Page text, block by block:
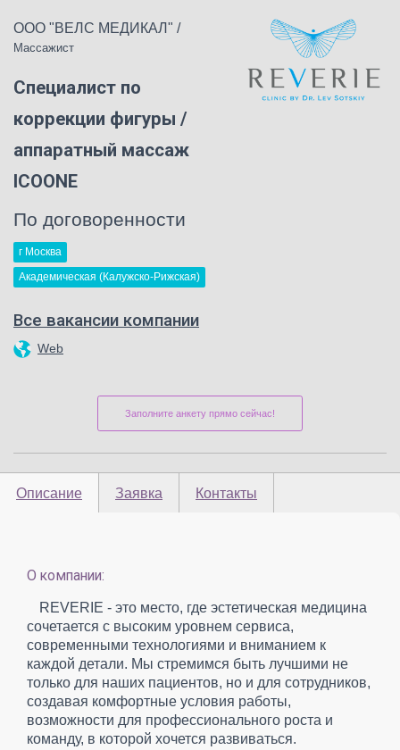
ООО "ВЕЛС МЕДИКАЛ" /
Массажист
Специалист по
коррекции фигуры /
аппаратный массаж
ICOONE
По договоренности
г Москва
Академическая (Калужско-Рижская)
Все вакансии компании
Web
Заполните анкету прямо сейчас!
Описание Заявка Контакты
О компании:
REVERIE - это место, где эстетическая медицина
сочетается с высоким уровнем сервиса,
современными технологиями и вниманием к
каждой детали. Мы стремимся быть лучшими не
только для наших пациентов, но и для сотрудников,
создавая комфортные условия работы,
возможности для профессионального роста и
команду, в которой хочется развиваться.